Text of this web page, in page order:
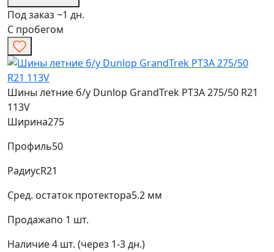
Под заказ ~1 дн.
С пробегом
Шины летние б/у Dunlop GrandTrek PT3A 275/50 R21
113V
Ширина275
Профиль50
РадиусR21
Сред. остаток протектора5.2 мм
Продажапо 1 шт.
Наличие4 шт. (через 1-3 дн.)